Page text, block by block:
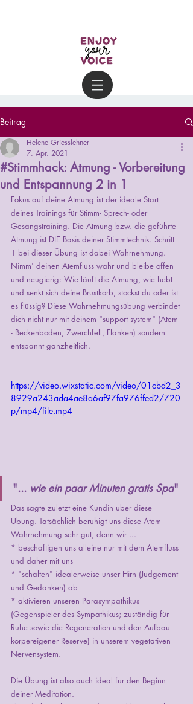
Beitrag
#Stimmhack: Atmung - Vorbereitung
und Entspannung 2 in 1
Helene Griesslehner
7. Apr. 2021
Fokus auf deine Atmung ist der ideale Start
deines Trainings für Stimm- Sprech- oder
Gesangstraining. Die Atmung bzw. die geführte
Atmung ist DIE Basis deiner Stimmtechnik. Schritt
1 bei dieser Übung ist dabei Wahrnehmung.
Nimm' deinen Atemfluss wahr und bleibe offen
und neugierig: Wie läuft die Atmung, wie hebt
und senkt sich deine Brustkorb, stockst du oder ist
es flüssig? Diese Wahrnehmungsübung verbindet
dich nicht nur mit deinem "support system" (Atem
- Beckenboden, Zwerchfell, Flanken) sondern
entspannt ganzheitlich.
https://video.wixstatic.com/video/01cbd2_3
8929a243ada4ae8a6af97fa976ffed2/720
p/mp4/file.mp4
"... wie ein paar Minuten gratis Spa"
Das sagte zuletzt eine Kundin über diese
Übung. Tatsächlich beruhigt uns diese Atem-
Wahrnehmung sehr gut, denn wir ...
* beschäftigen uns alleine nur mit dem Atemfluss
und daher mit uns
* "schalten" idealerweise unser Hirn (Judgement
und Gedanken) ab
* aktivieren unseren Parasympathikus
(Gegenspieler des Sympathikus; zuständig für
Ruhe sowie die Regeneration und den Aufbau
körpereigener Reserve) in unserem vegetativen
Nervensystem.
Die Übung ist also auch ideal für den Beginn
deiner Meditation.